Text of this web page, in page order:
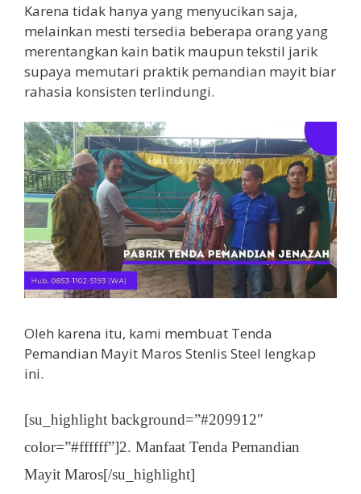
Karena tidak hanya yang menyucikan saja,
melainkan mesti tersedia beberapa orang yang
merentangkan kain batik maupun tekstil jarik
supaya memutari praktik pemandian mayit biar
rahasia konsisten terlindungi.
Oleh karena itu, kami membuat Tenda
Pemandian Mayit Maros Stenlis Steel lengkap
ini.
[su_highlight background=”#209912″
color=”#ffffff”]2. Manfaat Tenda Pemandian
Mayit Maros[/su_highlight]